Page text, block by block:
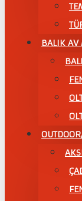
BALIK AV